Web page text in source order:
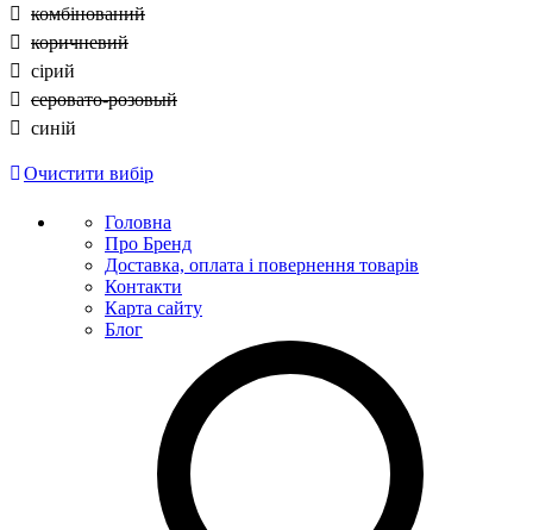
комбінований
коричневий
сірий
серовато-розовый
синій
Очистити вибір
Головна
Про Бренд
Доставка, оплата і повернення товарів
Контакти
Карта сайту
Блог